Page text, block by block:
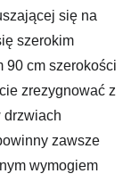
się na
szerokim
90 cm szerokości
zrezygnować z
drzwiach
zawsze
wymogiem